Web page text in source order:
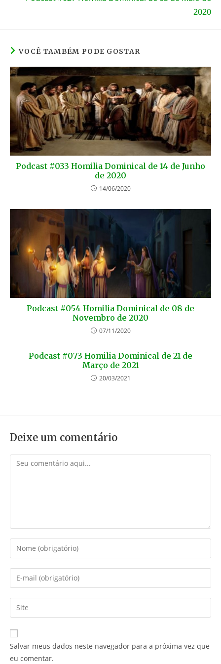
2020
VOCÊ TAMBÉM PODE GOSTAR
Podcast #033 Homilia Dominical de 14 de Junho
de 2020
14/06/2020
Podcast #054 Homilia Dominical de 08 de
Novembro de 2020
07/11/2020
Podcast #073 Homilia Dominical de 21 de
Março de 2021
20/03/2021
Deixe um comentário
Comentário
Digite
seu
nome
ou
de
usuário
para
comentar
Digite
seu
endereço
de
mail
para
comentar
Digite
o
URL
do
Salvar meus dados neste navegador para a próxima vez que
eu comentar.